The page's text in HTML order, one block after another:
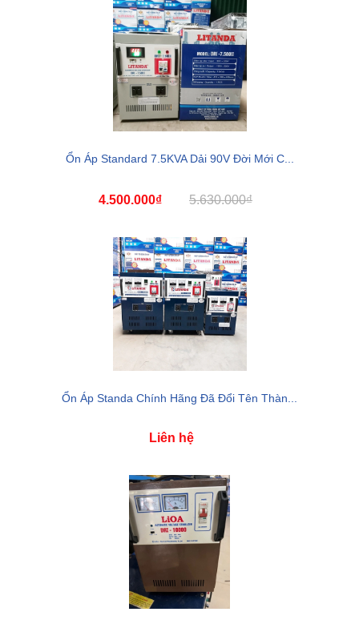
Ổn Áp Standard 7.5KVA Dải 90V Đời Mới C...
4.500.000₫ 5.630.000₫
Ổn Áp Standa Chính Hãng Đã Đổi Tên Thàn...
Liên hệ